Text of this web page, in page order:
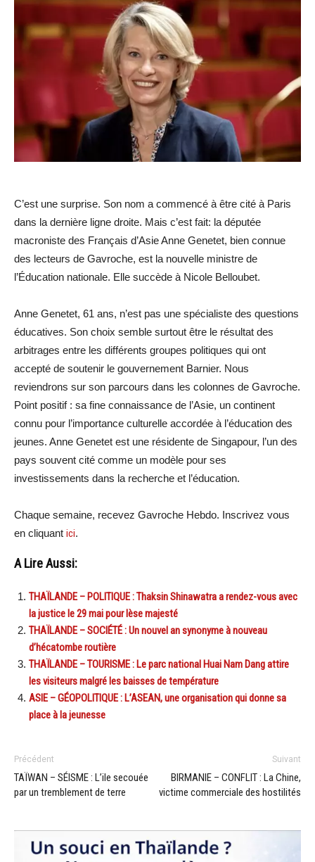
C’est une surprise. Son nom a commencé à être cité à Paris
dans la dernière ligne droite. Mais c’est fait: la députée
macroniste des Français d’Asie Anne Genetet, bien connue
des lecteurs de Gavroche, est la nouvelle ministre de
l’Éducation nationale. Elle succède à Nicole Belloubet.
Anne Genetet, 61 ans, n’est pas une spécialiste des questions
éducatives. Son choix semble surtout être le résultat des
arbitrages entre les différents groupes politiques qui ont
accepté de soutenir le gouvernement Barnier. Nous
reviendrons sur son parcours dans les colonnes de Gavroche.
Point positif : sa fine connaissance de l’Asie, un continent
connu pour l’importance culturelle accordée à l’éducation des
jeunes. Anne Genetet est une résidente de Singapour, l’un des
pays souvent cité comme un modèle pour ses
investissements dans la recherche et l’éducation.
Chaque semaine, recevez Gavroche Hebdo. Inscrivez vous
en cliquant ici.
A Lire Aussi:
THAÏLANDE – POLITIQUE : Thaksin Shinawatra a rendez-vous avec
la justice le 29 mai pour lèse majesté
THAÏLANDE – SOCIÉTÉ : Un nouvel an synonyme à nouveau
d’hécatombe routière
THAÏLANDE – TOURISME : Le parc national Huai Nam Dang attire
les visiteurs malgré les baisses de température
ASIE – GÉOPOLITIQUE : L’ASEAN, une organisation qui donne sa
place à la jeunesse
Précédent
TAÏWAN – SÉISME : L’ile secouée
par un tremblement de terre
Suivant
BIRMANIE – CONFLIT : La Chine,
victime commerciale des hostilités